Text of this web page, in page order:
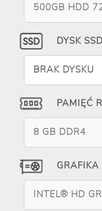
500GB HDD
DYSK
BRAK DYSKU
PAMIĘĆ
8 GB DDR4
GRAFIKA
INTEL® HD